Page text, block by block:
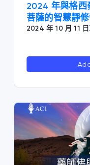
2024 年與格西
菩薩的智慧靜
2024 年 10 月 11